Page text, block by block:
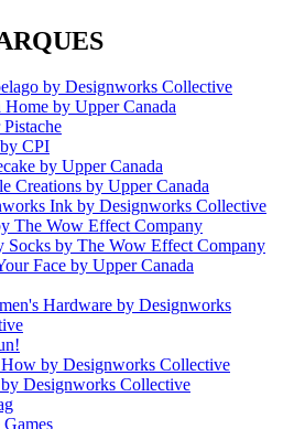
by Designworks Collective
Home by Upper Canada
by CPI
by Upper Canada
Creations by Upper Canada
Ink by Designworks Collective
The Wow Effect Company
Socks by The Wow Effect Company
Face by Upper Canada
Hardware by Designworks
How by Designworks Collective
by Designworks Collective